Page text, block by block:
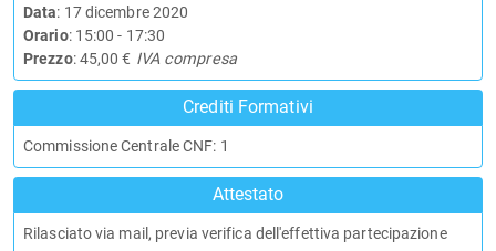
Data: 17 dicembre 2020
Orario: 15:00 - 17:30
Prezzo: 45,00 € IVA compresa
Crediti Formativi
Commissione Centrale CNF: 1
Attestato
Rilasciato via mail, previa verifica dell'effettiva partecipazione